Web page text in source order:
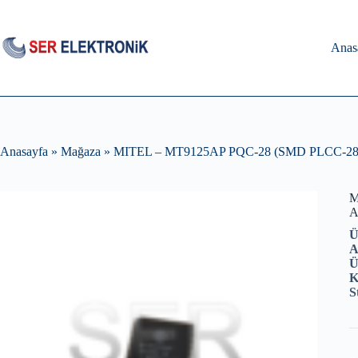
content
Anasayfa » Mağaza » MITEL – MT9125AP PQC-28 (SMD PLCC-